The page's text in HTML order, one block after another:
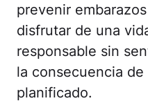
prevenir
disfrutar de una
responsable sin
la consecuencia
planificado.